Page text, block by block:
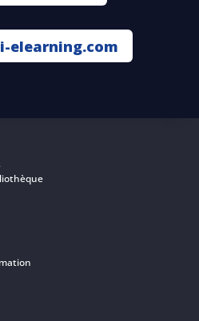
elearning.com